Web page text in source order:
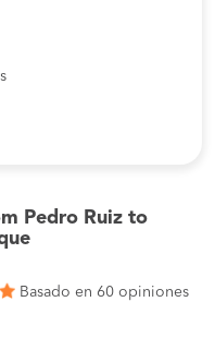
Pedro Ruiz to
Basado en 60 opiniones